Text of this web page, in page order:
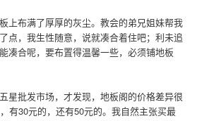
上布满了厚厚的灰尘。教会的弟兄姐妹帮我
点，我生性随意，说就凑合着住吧；利未追
凑合呢，要布置得温馨一些，必须铺地板
星批发市场，才发现，地板阁的价格差异很
有30元的，还有50元的。我自然主张买最